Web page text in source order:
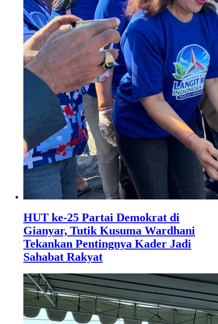
HUT ke-25 Partai Demokrat di
Gianyar, Tutik Kusuma Wardhani
Tekankan Pentingnya Kader Jadi
Sahabat Rakyat